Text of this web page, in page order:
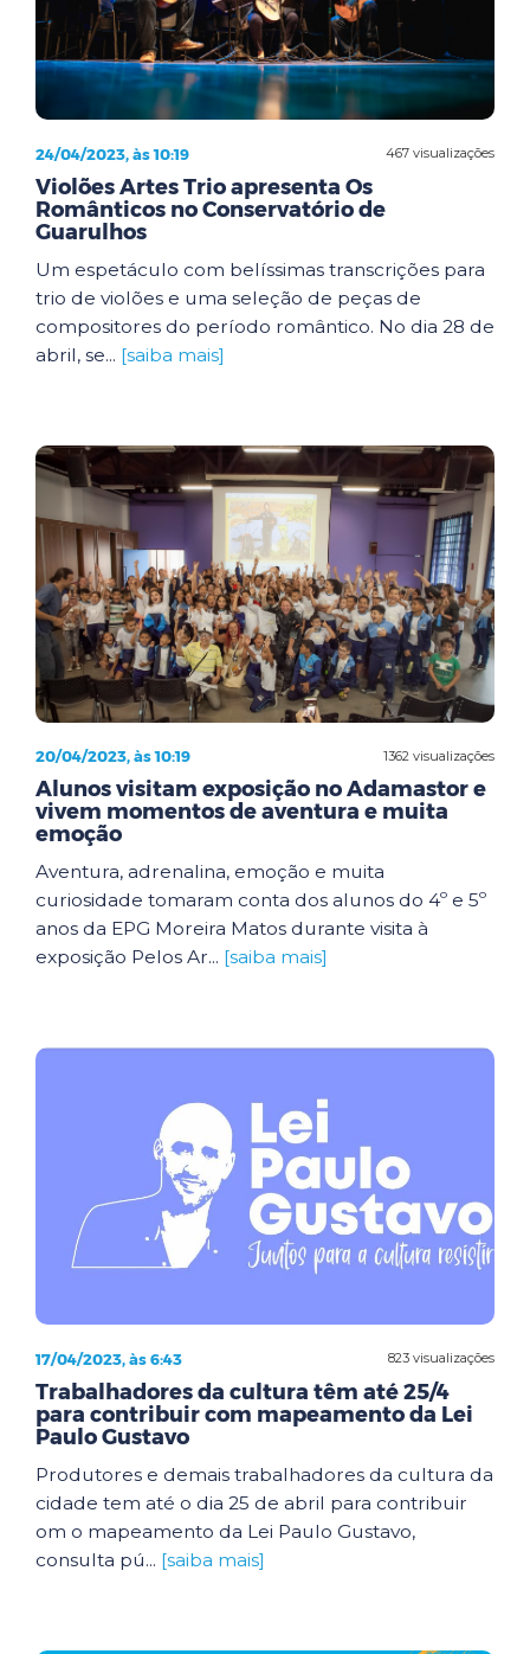
467 visualizações
24/04/2023, às 10:19
Violões Artes Trio apresenta Os
Românticos no Conservatório de
Guarulhos
Um espetáculo com belíssimas transcrições para
trio de violões e uma seleção de peças de
compositores do período romântico. No dia 28 de
abril, se... [saiba mais]
1362 visualizações
20/04/2023, às 10:19
Alunos visitam exposição no Adamastor e
vivem momentos de aventura e muita
emoção
Aventura, adrenalina, emoção e muita
curiosidade tomaram conta dos alunos do 4º e 5º
anos da EPG Moreira Matos durante visita à
exposição Pelos Ar... [saiba mais]
823 visualizações
17/04/2023, às 6:43
Trabalhadores da cultura têm até 25/4
para contribuir com mapeamento da Lei
Paulo Gustavo
Produtores e demais trabalhadores da cultura da
cidade tem até o dia 25 de abril para contribuir
om o mapeamento da Lei Paulo Gustavo,
consulta pú... [saiba mais]